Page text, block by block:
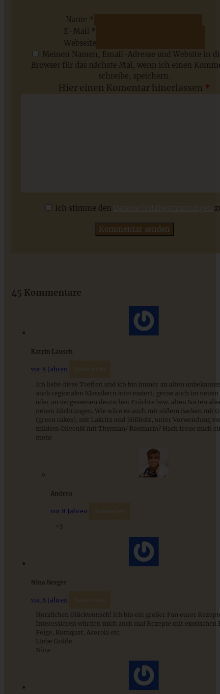
Saisonale Rezepte im Juli - meine 7 sommerlichen
Lieblinge, die Ihr jetzt unbedingt ausprobieren solltet
Das beste Rezept für Omas lockeren und buttrigen
ZUM BEITRAG
9 saisonale Rezepte im August – die besten Ideen mit Obst
& Gemüse der Saison
45 Kommentare
Katrin Lausch
vor 8 Jahren Antworten
Ich liebe diese Treffen und ich bin immer an alten
auch regionalen Klassikern interessiert, gerne auch im neuen
oder an vergessenen deutschen Früchte bzw. alten Sorten
neuen Züchtungen. Wie wäre es auch mit süßem Backen mit
(green cakes), mit Lakritz und Süßholz, unter Verwendung
mildem Olivenöl mit Thymian/ Rosmarin? Hach freue mich
mehr
Andrea
vor 8 Jahren Antworten
<3
Nina Berger
vor 8 Jahren Antworten
Herzlichen Glückwunsch! Ich bin ein großer Fan eurer
Interessieren würden mich auch mal Rezepte mit exotischen
Feige, Kumquat, Acerola etc.
Liebe Grüße
Nina
Name *
E-Mail *
Webseite
Meinen Namen, Email-Adresse und Website in
Browser für das nächste Mal, wenn ich einen
schreibe, speichern.
Hier einen Komentar hinerlassen *
Ich stimme den